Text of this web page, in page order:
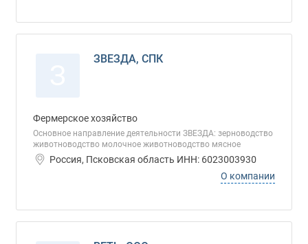
ЗВЕЗДА, СПК
Фермерское хозяйство
Основное направление деятельности ЗВЕЗДА: зерноводство
животноводство молочное животноводство мясное
Россия, Псковская область ИНН: 6023003930
О компании